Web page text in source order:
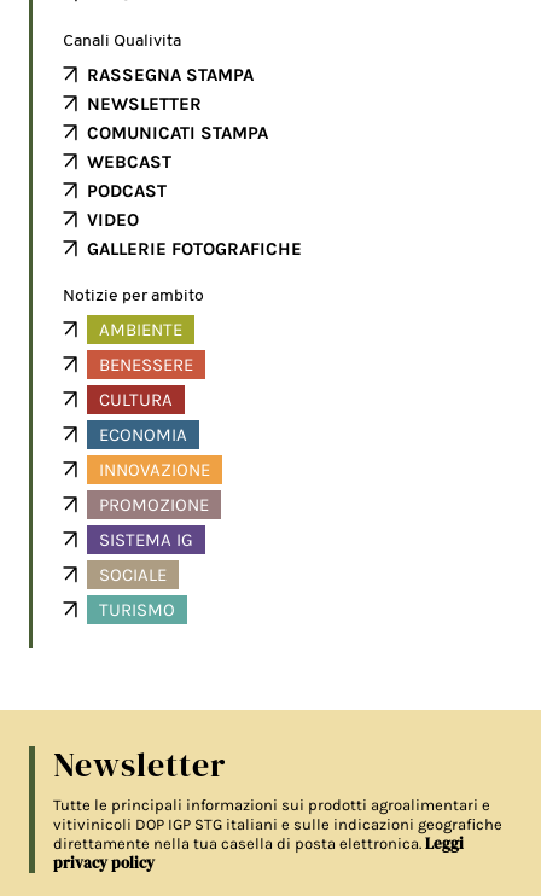
Canali Qualivita
RASSEGNA STAMPA
NEWSLETTER
COMUNICATI STAMPA
WEBCAST
PODCAST
VIDEO
GALLERIE FOTOGRAFICHE
Notizie per ambito
AMBIENTE
BENESSERE
CULTURA
ECONOMIA
INNOVAZIONE
PROMOZIONE
SISTEMA IG
SOCIALE
TURISMO
Newsletter
Tutte le principali informazioni sui prodotti agroalimentari e
vitivinicoli DOP IGP STG italiani e sulle indicazioni geografiche
direttamente nella tua casella di posta elettronica.Leggi
privacy policy